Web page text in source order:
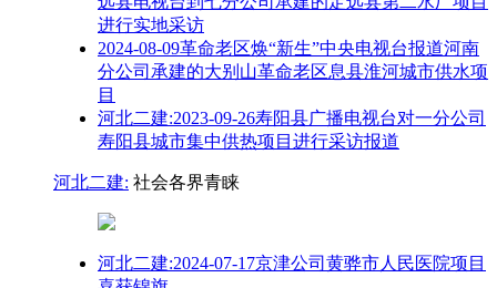
进行实地采访
2024-08-09革命老区焕“新生”中央电视台报道河南
分公司承建的大别山革命老区息县淮河城市供水项
目
河北二建:2023-09-26寿阳县广播电视台对一分公司
寿阳县城市集中供热项目进行采访报道
河北二建: 社会各界青睐
河北二建:2024-07-17京津公司黄骅市人民医院项目